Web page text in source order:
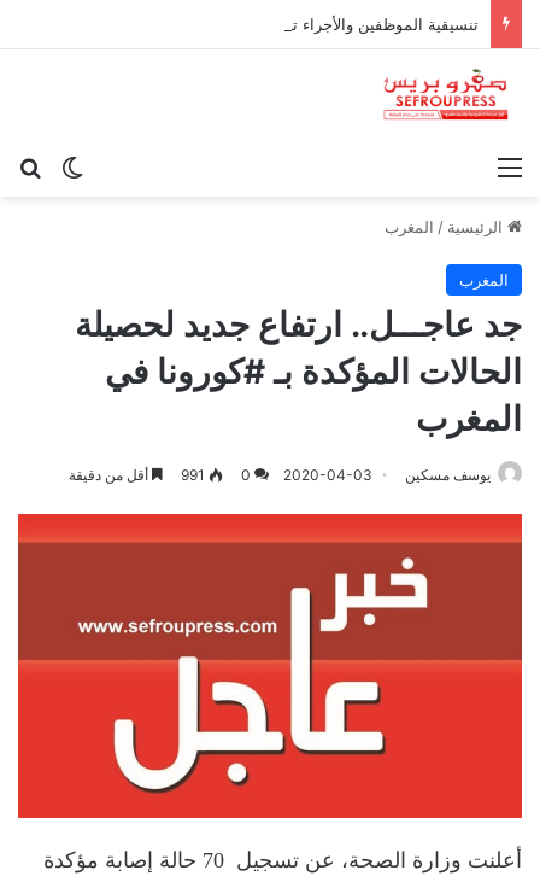
الوضع القائمة
الرئيسية / المغرب
المغرب
جد عاجـــل.. ارتفاع جديد لحصيلة
الحالات المؤكدة بـ #كورونا في
المغرب
يوسف مسكين 2020-04-03
0
991 أقل من دقيقة
أعلنت وزارة الصحة، عن تسجيل 70 حالة إصابة مؤكدة